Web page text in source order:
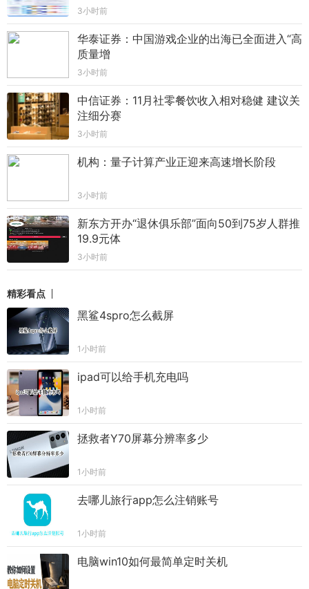
3小时前
华泰证券：中国游戏企业的出海已全面进入“高
质量增
3小时前
中信证券：11月社零餐饮收入相对稳健 建议关
注细分赛
3小时前
机构：量子计算产业正迎来高速增长阶段
3小时前
新东方开办“退休俱乐部”面向50到75岁人群推
19.9元体
3小时前
精彩看点
黑鲨4spro怎么截屏
1小时前
ipad可以给手机充电吗
1小时前
拯救者Y70屏幕分辨率多少
1小时前
去哪儿旅行app怎么注销账号
1小时前
电脑win10如何最简单定时关机